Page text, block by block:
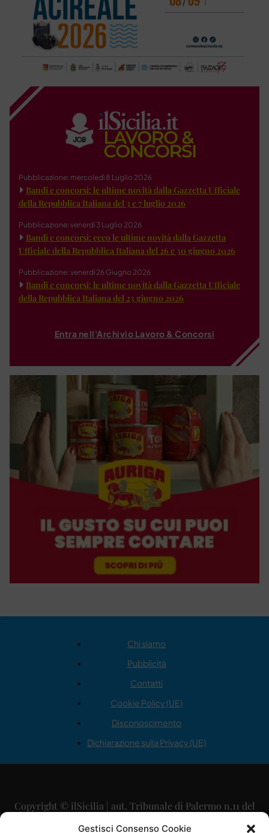
Gestisci Consenso Cookie
Pubblicazione: mercoledì 8 Luglio 2026
Bandi e concorsi: le ultime novità dalla Gazzetta Ufficiale
della Repubblica Italiana del 3 e 7 luglio 2026
Pubblicazione: venerdì 3 Luglio 2026
Bandi e concorsi: ecco le ultime novità dalla Gazzetta
Ufficiale della Repubblica Italiana del 26 e 30 giugno 2026
Pubblicazione: venerdì 26 Giugno 2026
Bandi e concorsi: le ultime novità dalla Gazzetta Ufficiale
della Repubblica Italiana del 23 giugno 2026
Entra nell'Archivio Lavoro & Concorsi
Chi siamo
Pubblicità
Contatti
Cookie Policy (UE)
Disconoscimento
Dichiarazione sulla Privacy (UE)
Copyright © ilSicilia | aut. Tribunale di Palermo n.11 del
29/09/2015